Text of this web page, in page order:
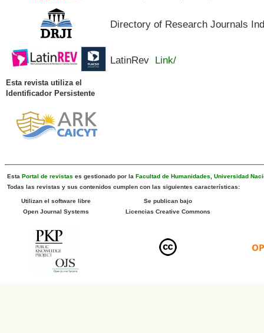
Directory of Research Journals
LatinRev Link/
Esta revista utiliza el
Identificador Persistente
Esta Portal de revistas es gestionado por la Facultad de Humanidades
Universidad
Todas las revistas y sus contenidos cumplen con las siguientes características:
Utilizan el software libre
Open Journal Systems
Se publican bajo
Licencias Creative Commons